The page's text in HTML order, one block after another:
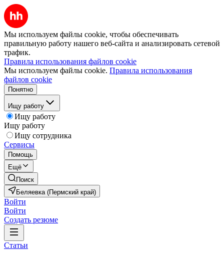
Мы используем файлы cookie, чтобы обеспечивать
правильную работу нашего веб-сайта и анализировать сетевой
трафик.
Правила использования файлов cookie
Мы используем файлы cookie. Правила использования
файлов cookie
Понятно
Ищу работу
Ищу работу
Ищу работу
Ищу сотрудника
Сервисы
Помощь
Ещё
Поиск
Беляевка (Пермский край)
Войти
Войти
Создать резюме
Статьи